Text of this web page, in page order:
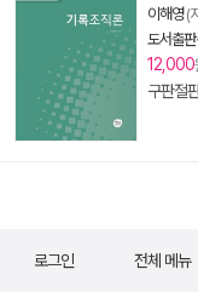
이해영(
도서출
12,000
구판절
로그인 전체 메뉴